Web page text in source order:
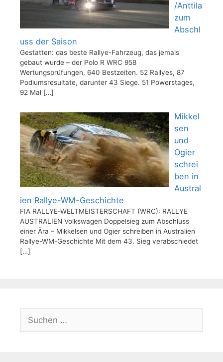
/Anttila
zum
Abschl
uss der Saison
Gestatten: das beste Rallye-Fahrzeug, das jemals
gebaut wurde – der Polo R WRC 958
Wertungsprüfungen, 640 Bestzeiten. 52 Rallyes, 87
Podiumsresultate, darunter 43 Siege. 51 Powerstages,
92 Mal […]
Mikkel
sen
und
Ogier
schrei
ben in
Austral
ien Rallye-WM-Geschichte
FIA RALLYE-WELTMEISTERSCHAFT (WRC): RALLYE
AUSTRALIEN Volkswagen Doppelsieg zum Abschluss
einer Ära – Mikkelsen und Ogier schreiben in Australien
Rallye-WM-Geschichte Mit dem 43. Sieg verabschiedet
[…]
nach: